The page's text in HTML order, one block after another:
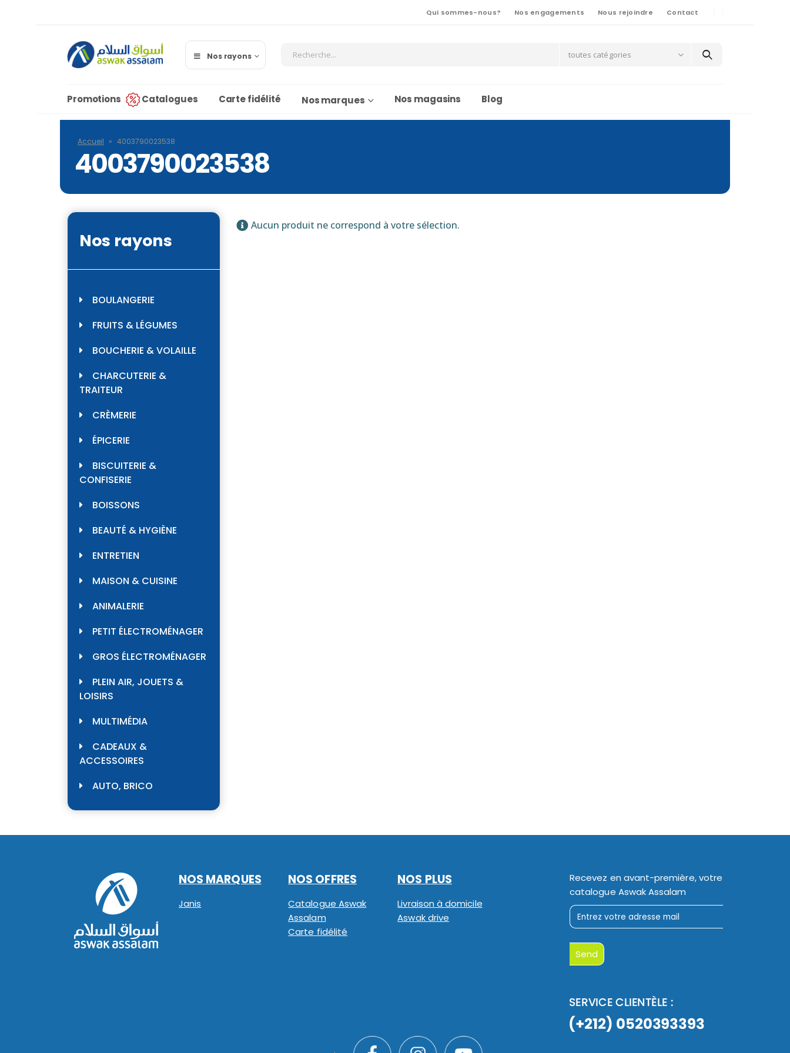
Qui sommes-nous? Nos engagements Nous rejoindre Contact
Nos rayons toutes catégories
Promotions Catalogues Carte fidélité Nos marques Nos magasins Blog
Accueil » 4003790023538
4003790023538
Aucun produit ne correspond à votre sélection.
Nos rayons
BOULANGERIE
FRUITS & LÉGUMES
BOUCHERIE & VOLAILLE
CHARCUTERIE &
TRAITEUR
CRÈMERIE
ÉPICERIE
BISCUITERIE &
CONFISERIE
BOISSONS
BEAUTÉ & HYGIÈNE
ENTRETIEN
MAISON & CUISINE
ANIMALERIE
PETIT ÉLECTROMÉNAGER
GROS ÉLECTROMÉNAGER
PLEIN AIR, JOUETS &
LOISIRS
MULTIMÉDIA
CADEAUX &
ACCESSOIRES
AUTO, BRICO
NOS MARQUES
Janis
NOS OFFRES
Catalogue Aswak
Assalam
Carte fidélité
NOS PLUS
Livraison à domicile
Aswak drive
Recevez en avant-première, votre
catalogue Aswak Assalam